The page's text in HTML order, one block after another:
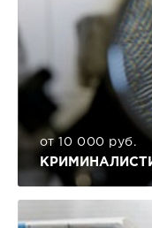
от 10 000 руб.